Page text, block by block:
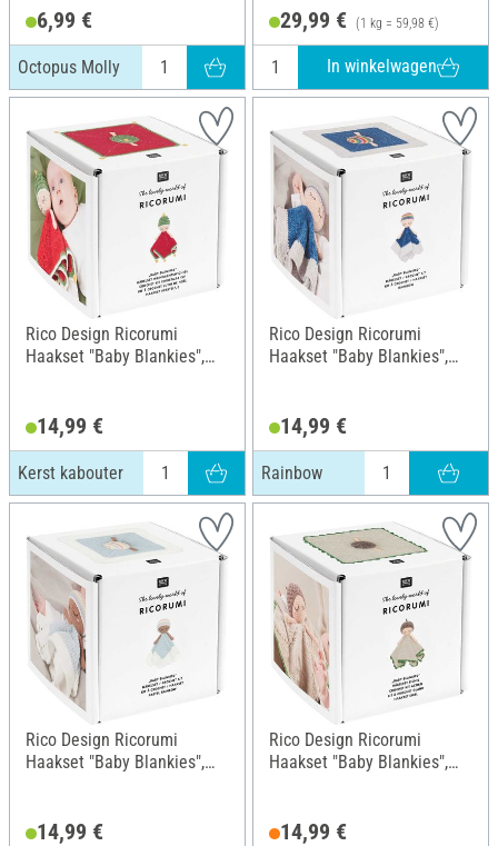
6,99 €
Octopus Molly
29,99 € (1 kg = 59,98 €)
In winkelwagen
Rico Design Ricorumi
Haakset "Baby Blankies",
14,99 €
Kerst kabouter
Rico Design Ricorumi
Haakset "Baby Blankies",
14,99 €
Rainbow
Rico Design Ricorumi
Haakset "Baby Blankies",
14,99 €
Rico Design Ricorumi
Haakset "Baby Blankies",
14,99 €